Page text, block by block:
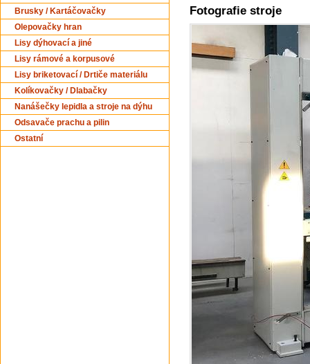
Brusky / Kartáčovačky
Olepovačky hran
Lisy dýhovací a jiné
Lisy rámové a korpusové
Lisy briketovací / Drtiče materiálu
Kolíkovačky / Dlabačky
Nanášečky lepidla a stroje na dýhu
Odsavače prachu a pilin
Ostatní
Fotografie stroje